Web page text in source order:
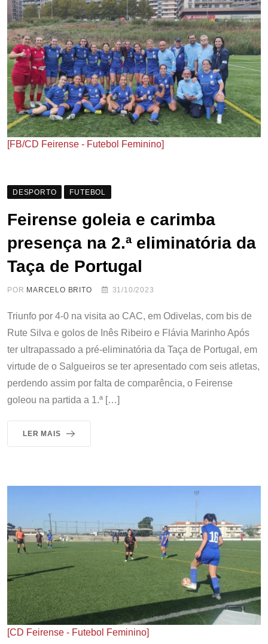
[FB/CD Feirense - Futebol Feminino]
DESPORTO FUTEBOL
Feirense goleia e carimba
presença na 2.ª eliminatória da
Taça de Portugal
POR MARCELO BRITO 31/10/2023
Triunfo por 4-0 na visita ao CAC, em Odivelas, com bis de
Rute Silva e golos de Inês Ribeiro e Flávia Marinho Após
ter ultrapassado a pré-eliminatória da Taça de Portugal, em
virtude de o Salgueiros se ter apresentado com seis atletas,
perdendo assim por falta de comparência, o Feirense
goleou na partida a 1.ª […]
LER MAIS
[CD Feirense - Futebol Feminino]